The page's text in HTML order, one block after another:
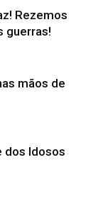
Rezemos
guerras!
mãos de
dos Idosos